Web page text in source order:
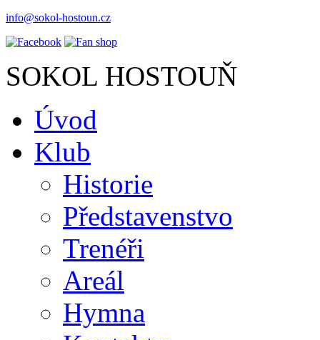
info@sokol-hostoun.cz
SOKOL HOSTOUŇ
Úvod
Klub
Historie
Představenstvo
Trenéři
Areál
Hymna